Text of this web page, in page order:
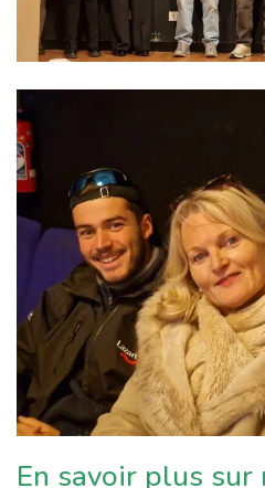
En savoir plus